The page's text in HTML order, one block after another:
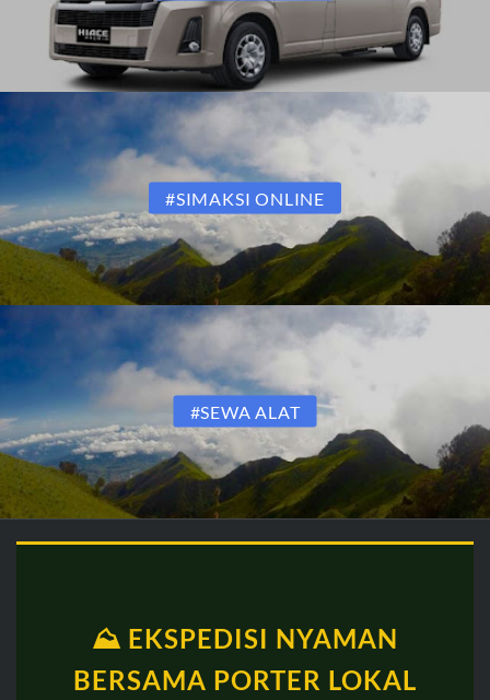
#SIMAKSI ONLINE
#SEWA ALAT
⛰️ EKSPEDISI NYAMAN
BERSAMA PORTER LOKAL